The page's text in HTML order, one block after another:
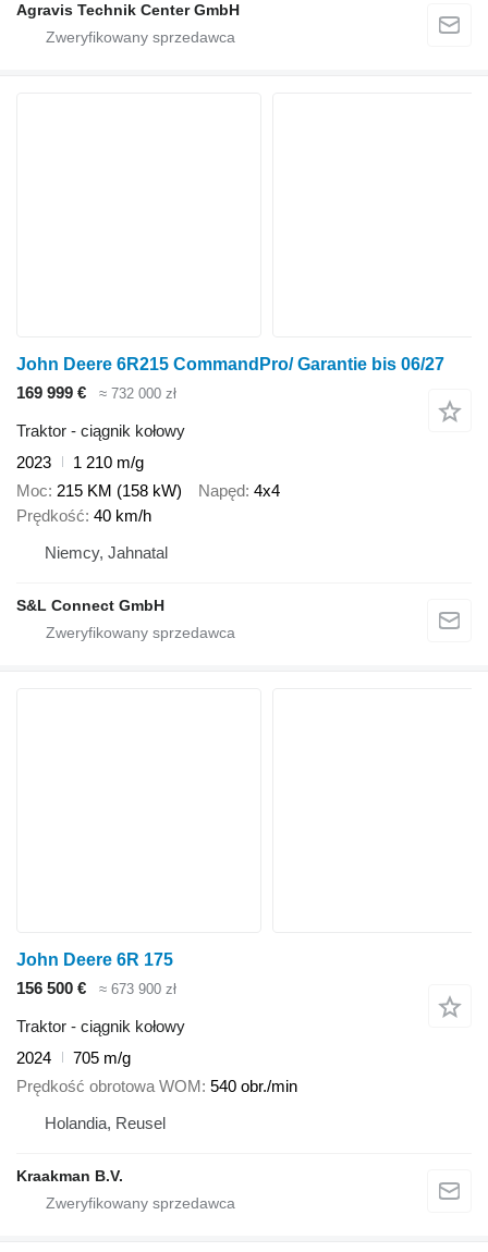
Agravis Technik Center GmbH
John Deere 6R215 CommandPro/ Garantie bis 06/27
169 999 €
≈ 732 000 zł
Traktor - ciągnik kołowy
2023
1 210 m/g
Moc 215 KM (158 kW) Napęd 4x4
Prędkość 40 km/h
Niemcy, Jahnatal
S&L Connect GmbH
John Deere 6R 175
156 500 €
≈ 673 900 zł
Traktor - ciągnik kołowy
2024
705 m/g
Prędkość obrotowa WOM
540 obr./min
Holandia, Reusel
Kraakman B.V.